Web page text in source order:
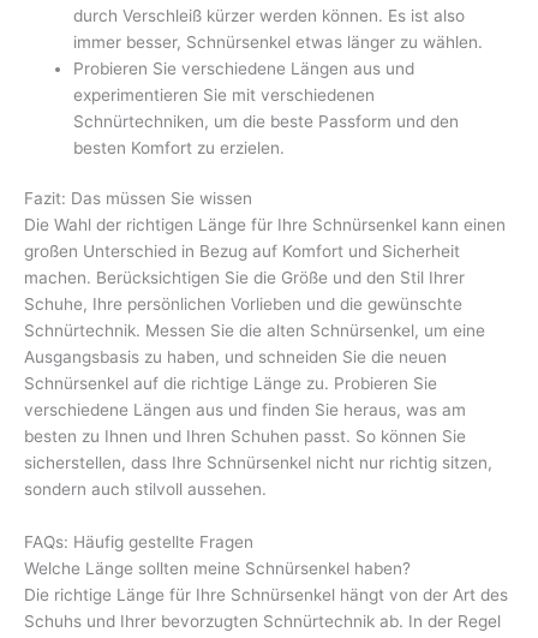
durch Verschleiß kürzer werden können. Es ist also
immer besser, Schnürsenkel etwas länger zu wählen.
Probieren Sie verschiedene Längen aus und
experimentieren Sie mit verschiedenen
Schnürtechniken, um die beste Passform und den
besten Komfort zu erzielen.
Fazit: Das müssen Sie wissen
Die Wahl der richtigen Länge für Ihre Schnürsenkel kann einen
großen Unterschied in Bezug auf Komfort und Sicherheit
machen. Berücksichtigen Sie die Größe und den Stil Ihrer
Schuhe, Ihre persönlichen Vorlieben und die gewünschte
Schnürtechnik. Messen Sie die alten Schnürsenkel, um eine
Ausgangsbasis zu haben, und schneiden Sie die neuen
Schnürsenkel auf die richtige Länge zu. Probieren Sie
verschiedene Längen aus und finden Sie heraus, was am
besten zu Ihnen und Ihren Schuhen passt. So können Sie
sicherstellen, dass Ihre Schnürsenkel nicht nur richtig sitzen,
sondern auch stilvoll aussehen.
FAQs: Häufig gestellte Fragen
Welche Länge sollten meine Schnürsenkel haben?
Die richtige Länge für Ihre Schnürsenkel hängt von der Art des
Schuhs und Ihrer bevorzugten Schnürtechnik ab. In der Regel